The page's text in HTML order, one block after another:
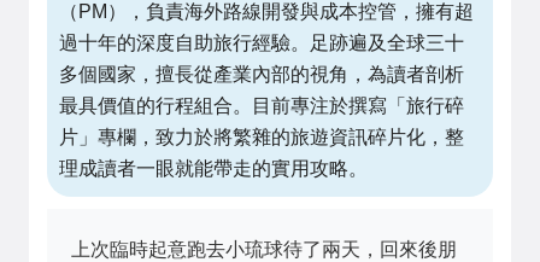
（PM），負責海外路線開發與成本控管，擁有超
過十年的深度自助旅行經驗。足跡遍及全球三十
多個國家，擅長從產業內部的視角，為讀者剖析
最具價值的行程組合。目前專注於撰寫「旅行碎
片」專欄，致力於將繁雜的旅遊資訊碎片化，整
理成讀者一眼就能帶走的實用攻略。
上次臨時起意跑去小琉球待了兩天，回來後朋